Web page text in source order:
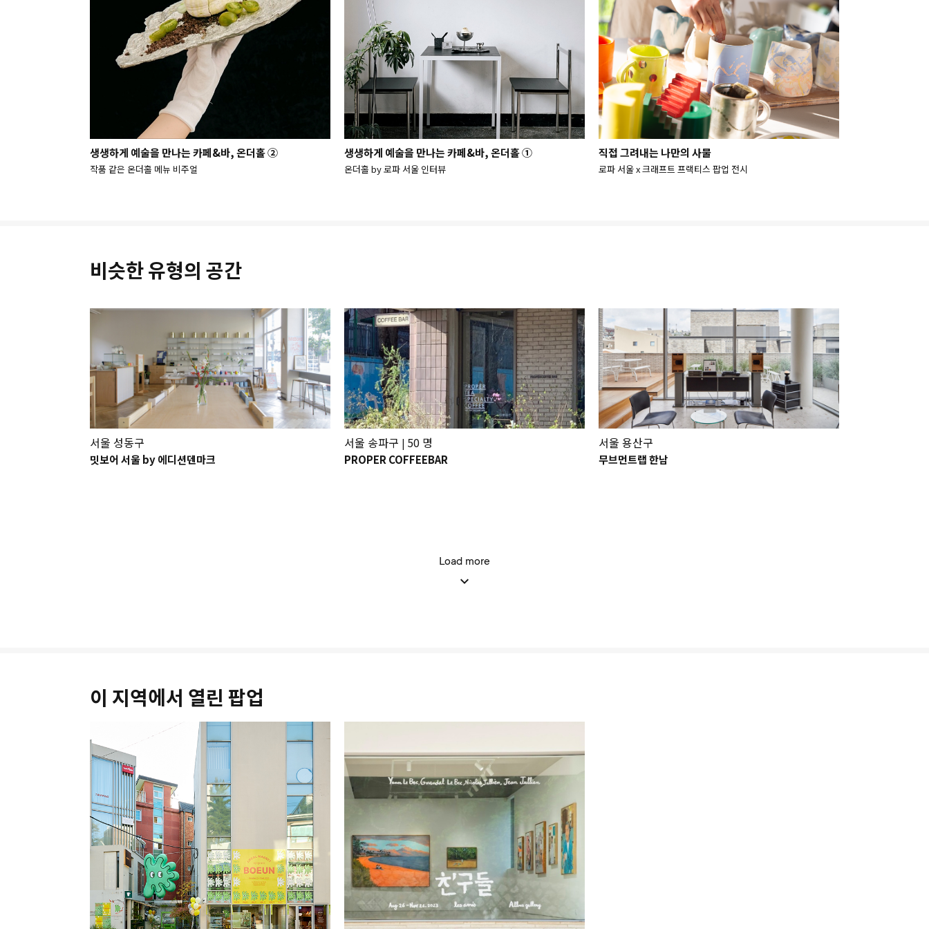
생생하게 예술을 만나는 카페&바, 온더홀 ②
작품 같은 온더홀 메뉴 비주얼
생생하게 예술을 만나는 카페&바, 온더홀 ①
온더홀 by 로파 서울 인터뷰
직접 그려내는 나만의 사물
로파 서울 x 크래프트 프랙티스 팝업 전시
비슷한 유형의 공간
서울 성동구
밋보어 서울 by 에디션덴마크
서울 송파구 | 50 명
PROPER COFFEEBAR
서울 용산구
무브먼트랩 한남
Load more
이 지역에서 열린 팝업